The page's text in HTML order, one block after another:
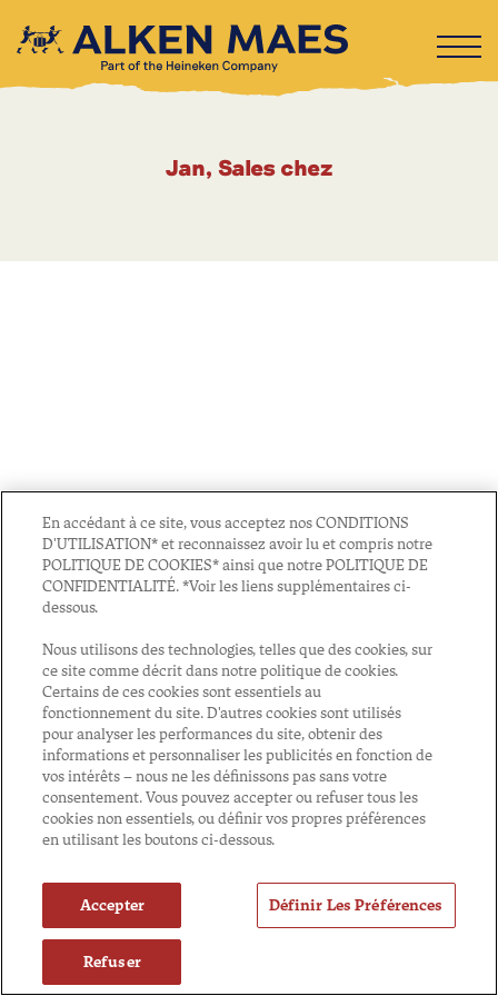
Jan, Sales chez
En accédant à ce site, vous acceptez nos CONDITIONS
D'UTILISATION* et reconnaissez avoir lu et compris notre
POLITIQUE DE COOKIES* ainsi que notre POLITIQUE DE
CONFIDENTIALITÉ. *Voir les liens supplémentaires ci-
dessous.
Nous utilisons des technologies, telles que des cookies, sur
ce site comme décrit dans notre politique de cookies.
Certains de ces cookies sont essentiels au
fonctionnement du site. D'autres cookies sont utilisés
pour analyser les performances du site, obtenir des
informations et personnaliser les publicités en fonction de
vos intérêts – nous ne les définissons pas sans votre
consentement. Vous pouvez accepter ou refuser tous les
cookies non essentiels, ou définir vos propres préférences
en utilisant les boutons ci-dessous.
Accepter Définir Les Préférences
Refuser